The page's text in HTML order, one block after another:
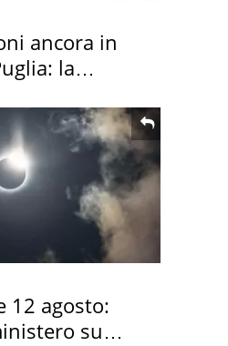
ancora in
la
12 agosto:
su